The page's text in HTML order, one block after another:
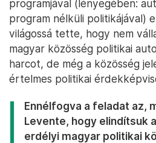
programjával (lényegében:
program nélküli politikájával)
világossá tette, hogy nem
magyar közösség politikai
harcot, de még a közösség
értelmes politikai
Ennélfogva a feladat az,
Levente, hogy elindítsuk
erdélyi magyar politikai